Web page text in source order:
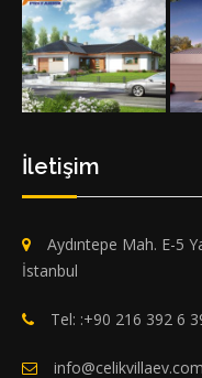
İletişim
Aydıntepe Mah. E-5
İstanbul
Tel: :+90 216 392 6
info@celikvillaev.com